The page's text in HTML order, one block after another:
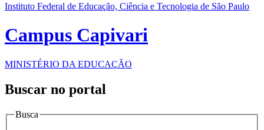
Instituto Federal de Educação, Ciência e Tecnologia de São Paulo
Campus Capivari
MINISTÉRIO DA EDUCAÇÃO
Buscar no portal
Busca